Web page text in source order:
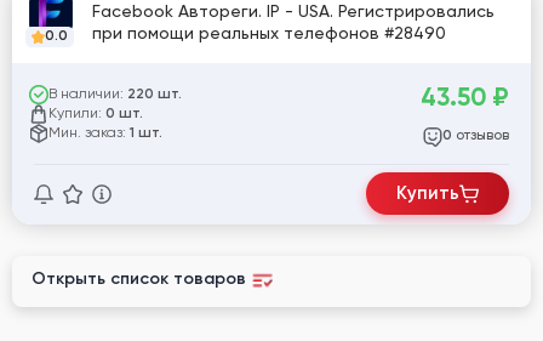
0.0
Facebook Автореги. IP - USA. Регистрировались
при помощи реальных телефонов #28490
В наличии: 220 шт.
Купили: 0 шт.
Мин. заказ: 1 шт.
43.50 ₽
0 отзывов
Купить
Открыть список товаров